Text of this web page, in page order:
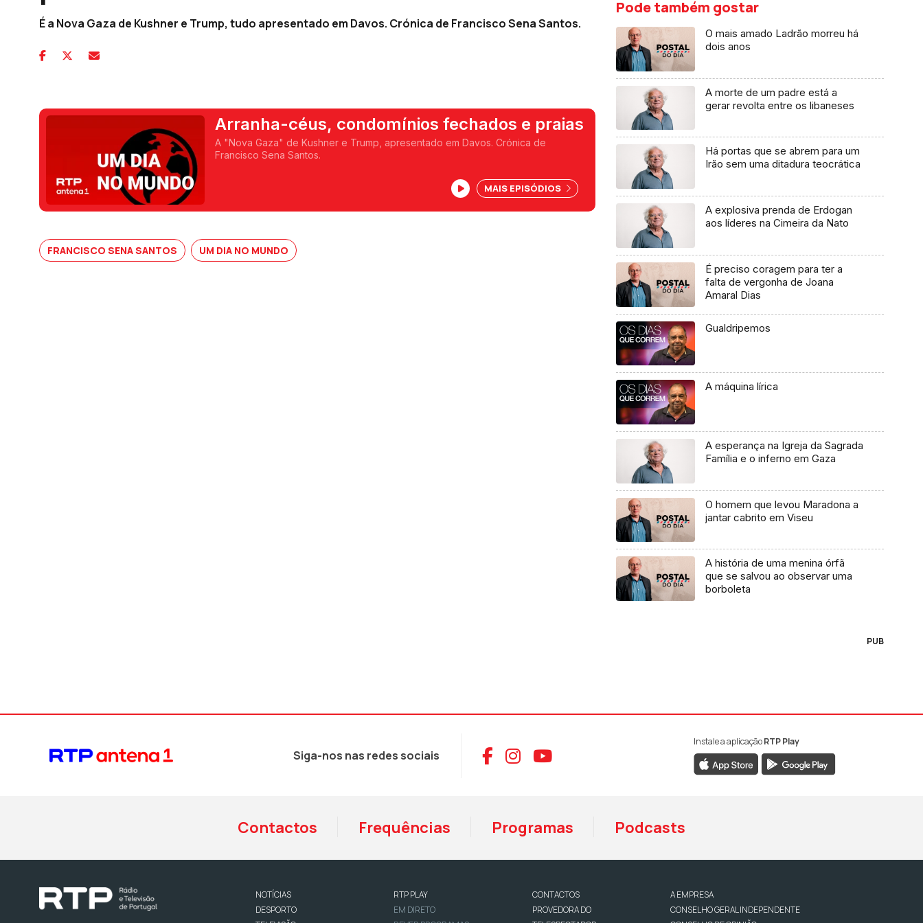
É a Nova Gaza de Kushner e Trump, tudo apresentado em Davos. Crónica de Francisco Sena Santos.
Arranha-céus, condomínios fechados e praias
A "Nova Gaza" de Kushner e Trump, apresentado em Davos. Crónica de
Francisco Sena Santos.
MAIS EPISÓDIOS
FRANCISCO SENA SANTOS UM DIA NO MUNDO
Pode também gostar
O mais amado Ladrão morreu há
dois anos
A morte de um padre está a
gerar revolta entre os libaneses
Há portas que se abrem para um
Irão sem uma ditadura teocrática
A explosiva prenda de Erdogan
aos líderes na Cimeira da Nato
É preciso coragem para ter a
falta de vergonha de Joana
Amaral Dias
Gualdripemos
A máquina lírica
A esperança na Igreja da Sagrada
Família e o inferno em Gaza
O homem que levou Maradona a
jantar cabrito em Viseu
A história de uma menina órfã
que se salvou ao observar uma
borboleta
PUB
Siga-nos nas redes sociais Aceder ao Facebook da RTP Antena 1
Aceder ao Instagram da RTP Antena 1
Aceder ao YouTube da RTP Antena 1
Instale a aplicaçãoRTP Play
Contactos Frequências Programas Podcasts
NOTÍCIAS
DESPORTO
RTP PLAY
EM DIRETO
CONTACTOS
PROVEDORA DO
A EMPRESA
CONSELHO GERAL INDEPENDENTE